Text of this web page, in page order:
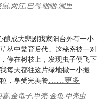
鼠,两江,巴蜀,啪啪,洞里
酿成大悲剧我家阳台外有一小
丛中繁育后代。这秘密被一对
停在树枝上，发现虫子便飞下
每天都往这片绿地撒一小撮
，享受完美餐……更多
喜,金龟子,甲壳,金龟,甲壳虫